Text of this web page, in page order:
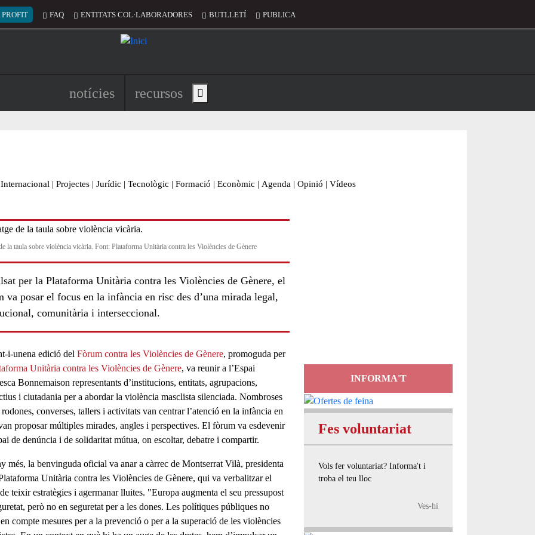
del compte d'usuari
PROFIT FAQ ENTITATS COL·LABORADORES BUTLLETÍ PUBLICA
Navegació principal de l'encapçalament
notícies recursos Show main menu
Internacional | Projectes | Jurídic | Tecnològic | Formació | Econòmic | Agenda | Opinió | Vídeos
la taula sobre violència vicària. Font: Plataforma Unitària contra les Violències de Gènere
per la Plataforma Unitària contra les Violències de Gènere, el
va posar el focus en la infància en risc des d’una mirada legal,
comunitària i interseccional.
i-unena edició del Fòrum contra les Violències de Gènere, promoguda per
Unitària contra les Violències de Gènere, va reunir a l’Espai
Bonnemaison representants d’institucions, entitats, agrupacions,
i ciutadania per a abordar la violència masclista silenciada. Nombroses
rodones, converses, tallers i activitats van centrar l’atenció en la infància en
proposar múltiples mirades, angles i perspectives. El fòrum va esdevenir
de denúncia i de solidaritat mútua, on escoltar, debatre i compartir.
més, la benvinguda oficial va anar a càrrec de Montserrat Vilà, presidenta
Unitària contra les Violències de Gènere, qui va verbalitzar el
teixir estratègies i agermanar lluites. "Europa augmenta el seu pressupost
però no en seguretat per a les dones. Les polítiques públiques no
compte mesures per a la prevenció o per a la superació de les violències
INFORMA'T
Fes voluntariat
Vols fer voluntariat? Informa't i
troba el teu lloc
Ves-hi